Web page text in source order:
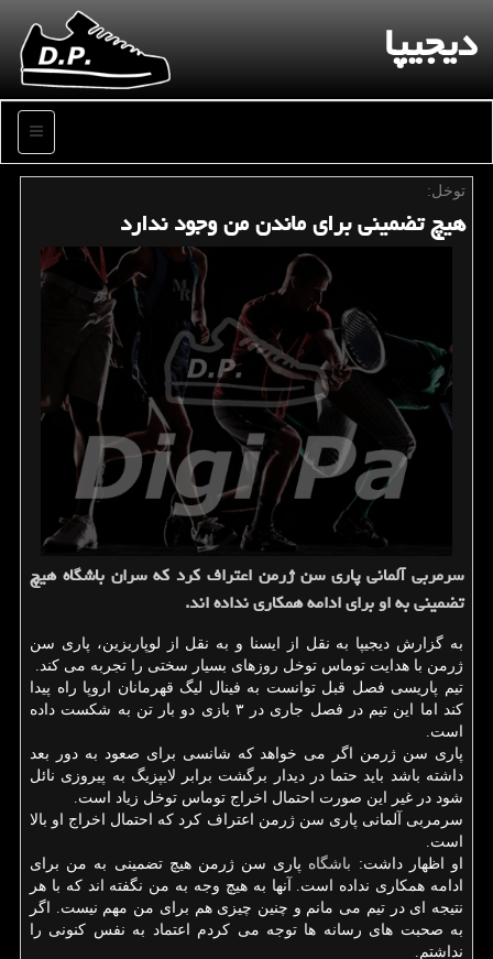
دیجیپا
منو
توخل:
هیچ تضمینی برای ماندن من وجود ندارد
سرمربی آلمانی پاری سن ژرمن اعتراف كرد كه سران باشگاه هیچ
تضمینی به او برای ادامه همكاری نداده اند.
به گزارش دیجیپا به نقل از ایسنا و به نقل از لوپاریزین، پاری سن
ژرمن با هدایت توماس توخل روزهای بسیار سختی را تجربه می کند.
تیم پاریسی فصل قبل توانست به فینال لیگ قهرمانان اروپا راه پیدا
کند اما این تیم در فصل جاری در ۳ بازی دو بار تن به شکست داده
است.
پاری سن ژرمن اگر می خواهد که شانسی برای صعود به دور بعد
داشته باشد باید حتما در دیدار برگشت برابر لایپزیگ به پیروزی نائل
شود در غیر این صورت احتمال اخراج توماس توخل زیاد است.
سرمربی آلمانی پاری سن ژرمن اعتراف کرد که احتمال اخراج او بالا
است.
او اظهار داشت: باشگاه پاری سن ژرمن هیچ تضمینی به من برای
ادامه همکاری نداده است. آنها به هیچ وجه به من نگفته اند که با هر
نتیجه ای در تیم می مانم و چنین چیزی هم برای من مهم نیست. اگر
به صحبت های رسانه ها توجه می کردم اعتماد به نفس کنونی را
نداشتم.